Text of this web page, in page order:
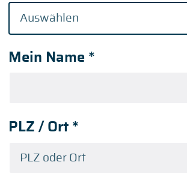
Mein Name *
PLZ / Ort *